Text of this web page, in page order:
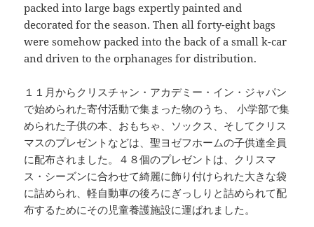
packed into large bags expertly painted and
decorated for the season. Then all forty-eight bags
were somehow packed into the back of a small k-car
and driven to the orphanages for distribution.
１１月からクリスチャン・アカデミー・イン・ジャパン
で始められた寄付活動で集まった物のうち、 小学部で集
められた子供の本、おもちゃ、ソックス、そしてクリス
マスのプレゼントなどは、聖ヨゼフホームの子供達全員
に配布されました。４８個のプレゼントは、クリスマ
ス・シーズンに合わせて綺麗に飾り付けられた大きな袋
に詰められ、軽自動車の後ろにぎっしりと詰められて配
布するためにその児童養護施設に運ばれました。